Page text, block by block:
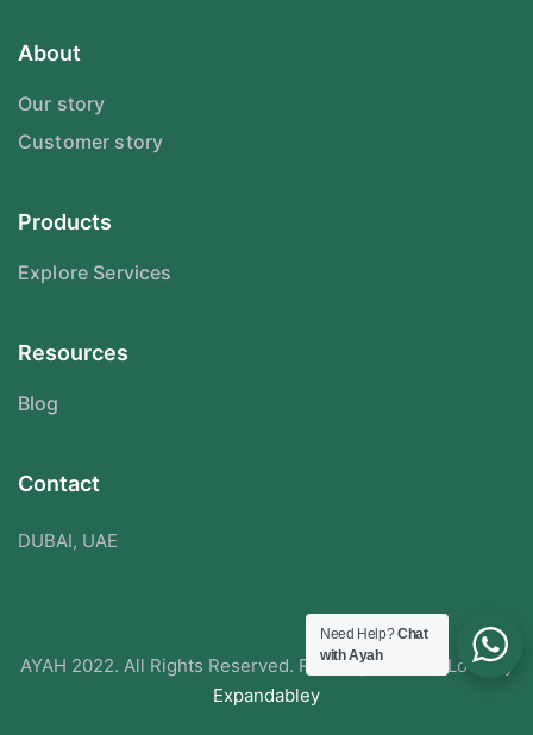
About
Our story
Customer story
Products
Explore Services
Resources
Blog
Contact
DUBAI, UAE
AYAH 2022. All Rights Reserved. Redesigned With Love By
Expandabley
Need Help?Chat
with Ayah